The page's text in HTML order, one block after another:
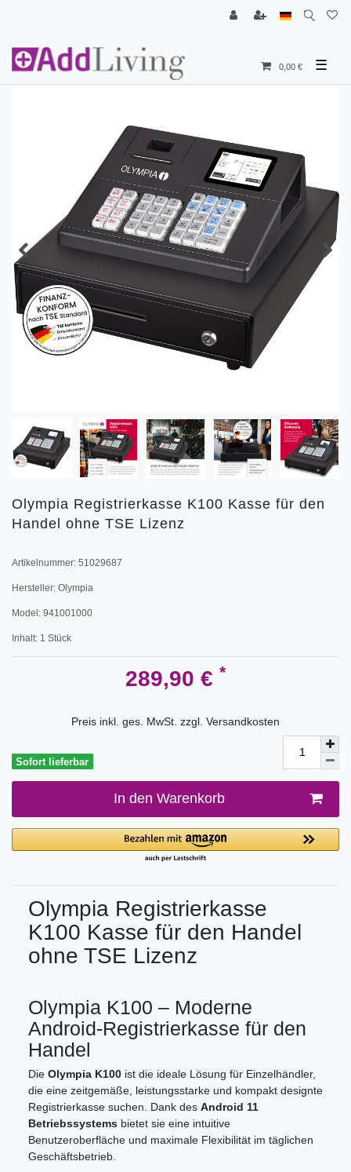
0,00 € ☰
Olympia Registrierkasse K100 Kasse für den
Handel ohne TSE Lizenz
Artikelnummer: 51029687
Hersteller: Olympia
Model: 941001000
Inhalt: 1 Stück
289,90 € *
Preis inkl. ges. MwSt. zzgl. Versandkosten
Sofort lieferbar
In den Warenkorb
Olympia Registrierkasse
K100 Kasse für den Handel
ohne TSE Lizenz
Olympia K100 – Moderne
Android-Registrierkasse für den
Handel
Die Olympia K100 ist die ideale Lösung für Einzelhändler,
die eine zeitgemäße, leistungsstarke und kompakt designte
Registrierkasse suchen. Dank des Android 11
Betriebssystems bietet sie eine intuitive
Benutzeroberfläche und maximale Flexibilität im täglichen
Geschäftsbetrieb.